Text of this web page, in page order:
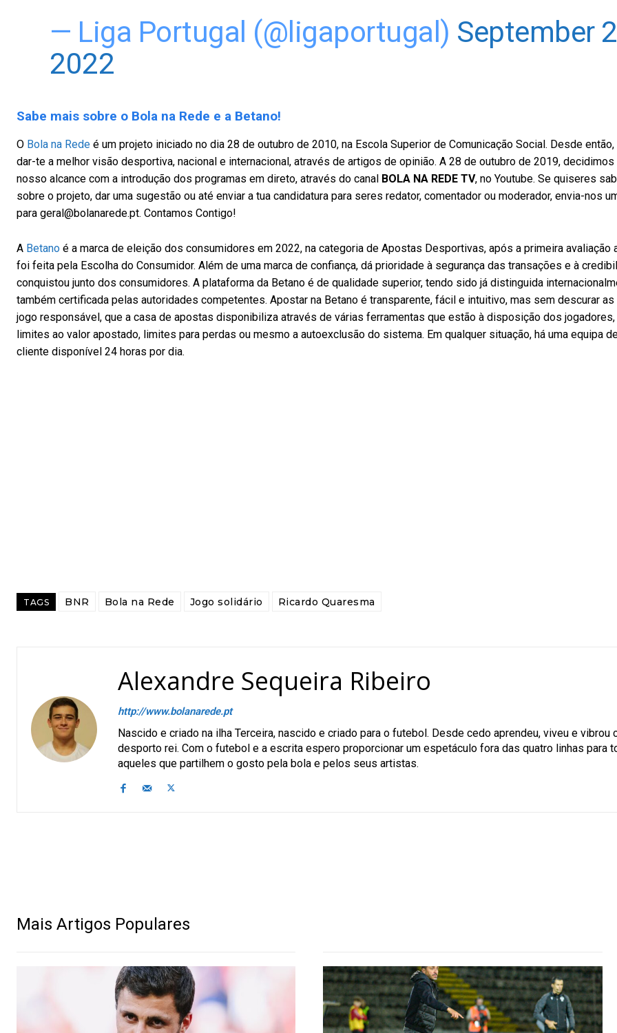
— Liga Portugal (@ligaportugal) September
2022
Sabe mais sobre o Bola na Rede e a Betano!
O Bola na Rede é um projeto iniciado no dia 28 de outubro de 2010, na Escola Superior de Comunicação Social. Desde
dar-te a melhor visão desportiva, nacional e internacional, através de artigos de opinião. A 28 de outubro de 2019,
nosso alcance com a introdução dos programas em direto, através do canal BOLA NA REDE TV, no Youtube. Se quiseres
sobre o projeto, dar uma sugestão ou até enviar a tua candidatura para seres redator, comentador ou moderador, envia-nos
para geral@bolanarede.pt. Contamos Contigo!
A Betano é a marca de eleição dos consumidores em 2022, na categoria de Apostas Desportivas, após a primeira avaliação
foi feita pela Escolha do Consumidor. Além de uma marca de confiança, dá prioridade à segurança das transações e à
conquistou junto dos consumidores. A plataforma da Betano é de qualidade superior, tendo sido já distinguida
também certificada pelas autoridades competentes. Apostar na Betano é transparente, fácil e intuitivo, mas sem descurar
jogo responsável, que a casa de apostas disponibiliza através de várias ferramentas que estão à disposição dos
limites ao valor apostado, limites para perdas ou mesmo a autoexclusão do sistema. Em qualquer situação, há uma equipa
cliente disponível 24 horas por dia.
TAGS BNR Bola na Rede Jogo solidário Ricardo Quaresma
Alexandre Sequeira Ribeiro
http://www.bolanarede.pt
Nascido e criado na ilha Terceira, nascido e criado para o futebol. Desde cedo aprendeu, viveu e vibrou
desporto rei. Com o futebol e a escrita espero proporcionar um espetáculo fora das quatro linhas para
aqueles que partilhem o gosto pela bola e pelos seus artistas.
Mais Artigos Populares